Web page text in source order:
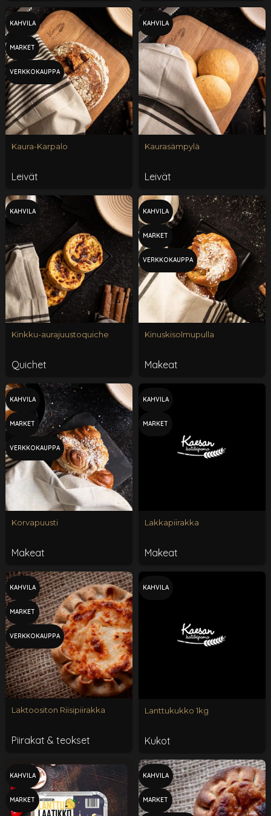
KAHVILA
MARKET
VERKKOKAUPPA
Kaura-Karpalo
Leivät
KAHVILA
Kaurasämpylä
Leivät
KAHVILA
Kinkku-aurajuustoquiche
Quichet
KAHVILA
MARKET
VERKKOKAUPPA
Kinuskisolmupulla
Makeat
KAHVILA
MARKET
VERKKOKAUPPA
Korvapuusti
Makeat
KAHVILA
MARKET
Lakkapiirakka
Makeat
KAHVILA
MARKET
VERKKOKAUPPA
Laktoositon Riisipiirakka
Piirakat & teokset
KAHVILA
Lanttukukko 1kg
Kukot
KAHVILA
MARKET
KAHVILA
MARKET